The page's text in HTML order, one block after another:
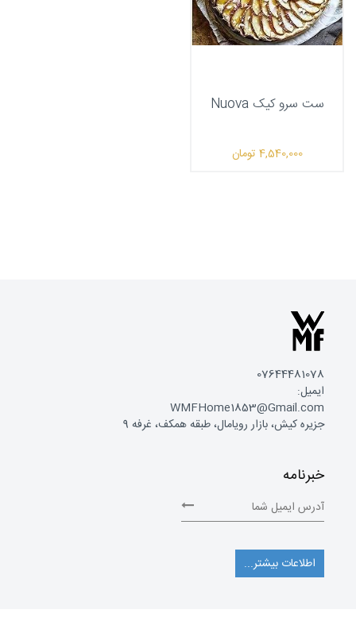
ست سرو کیک Nuova
4,540,000 تومان
07644481078
ایمیل:
WMFHome1853@Gmail.com
جزیره کیش، بازار رویامال، طبقه همکف، غرفه 9
خبرنامه
اطلاعات بیشتر...